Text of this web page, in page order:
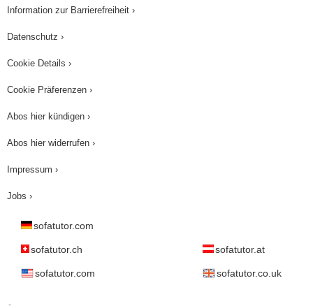
Information zur Barrierefreiheit ›
Datenschutz ›
Cookie Details ›
Cookie Präferenzen ›
Abos hier kündigen ›
Abos hier widerrufen ›
Impressum ›
Jobs ›
sofatutor.com
sofatutor.ch sofatutor.at
sofatutor.com sofatutor.co.uk